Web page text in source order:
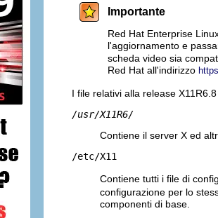
Importante
Red Hat Enterprise
l'aggiornamento e
scheda video sia
Red Hat all'indirizzo
I file relativi alla release
/usr/X11R6/
Contiene il server X ed
/etc/X11
Contiene tutti i file di
configurazione per lo
componenti di base.